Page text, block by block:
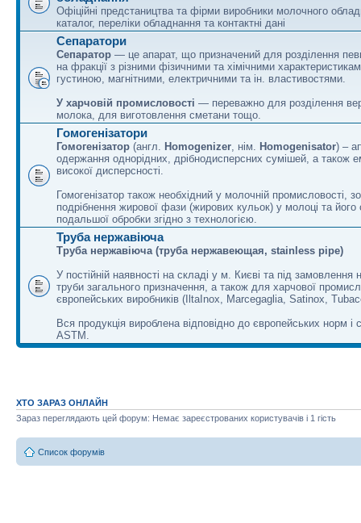
Офіційні предстаництва та фірми виробники молочного
каталог, переліки обладнання та контактні дані
Сепаратори
Сепаратор — це апарат, що призначений для розділення
на фракції з різними фізичними та хімічними
густиною, магнітними, електричними та ін. властивостями.
У харчовій промисловості — переважно для розділення
молока, для виготовлення сметани тощо.
Гомогенізатори
Гомогенізатор (англ. Homogenizer , нім. Homogenisator) –
одержання однорідних, дрібнодисперсних сумішей, а також
високої дисперсності.
Гомогенізатор також необхідний у молочній промисловості,
подрібнення жирової фази (жирових кульок) у молоці та
подальшої обробки згідно з технологією.
Труба нержавіюча
Труба нержавіюча (труба нержавеющая, stainless pipe)
У постійній наявності на складі у м. Києві та під замовлення
труби загального призначення, а також для харчової
європейських виробників (IltaInox, Marcegaglia, Satinox,
Вся продукція вироблена відповідно до європейських норм і
ASTM.
ХТО ЗАРАЗ ОНЛАЙН
Зараз переглядають цей форум: Немає зареєстрованих користувачів і 1 гість
Список форумів